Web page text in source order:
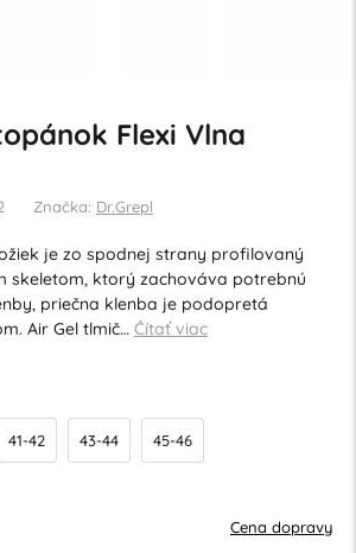
Flexi Vlna
Značka: Dr.Grepl
je zo spodnej strany profilovaný
skeletom, ktorý zachováva potrebnú
priečna klenba je podopretá
Air Gel tlmič… Čítať viac
41-42 43-44 45-46
Cena dopravy